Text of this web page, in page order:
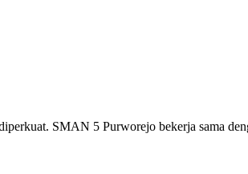
SMAN 5 Purworejo bekerja sama